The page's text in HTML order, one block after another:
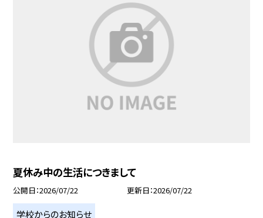
夏休み中の生活につきまして
公開日 2026/07/22 更新日 2026/07/22
学校からのお知らせ